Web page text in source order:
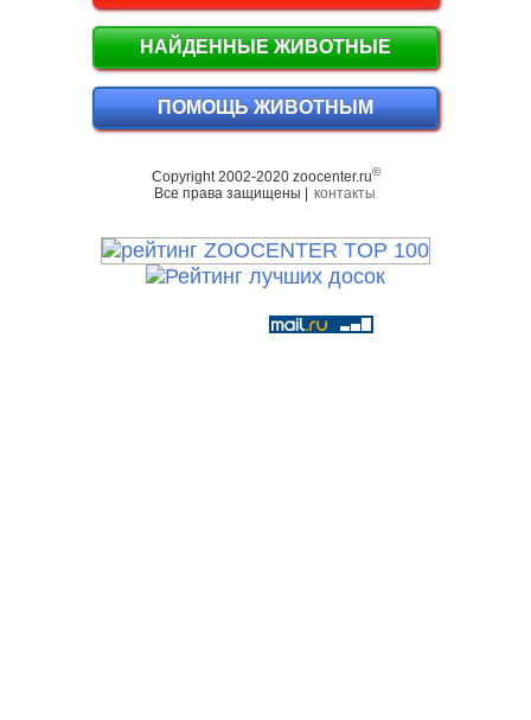
НАЙДЕННЫЕ ЖИВОТНЫЕ
ПОМОЩЬ ЖИВОТНЫМ
Copyright 2002-2020 zoocenter.ru©
Все права защищены | контакты